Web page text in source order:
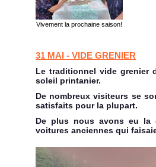
Vivement la prochaine saison!
31 MAI - VIDE GRENIER
Le traditionnel vide grenier
soleil printanier.
De nombreux visiteurs se
satisfaits pour la plupart.
De plus nous avons eu la
voitures anciennes qui